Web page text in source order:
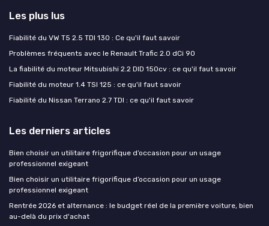
Les plus lus
Fiabilité du VW T5 2.5 TDI 130 : Ce qu'il faut savoir
Problèmes fréquents avec le Renault Trafic 2.0 dCi 90
La fiabilité du moteur Mitsubishi 2.2 DID 150cv : ce qu'il faut savoir
Fiabilité du moteur 1.4 TSI 125 : ce qu'il faut savoir
Fiabilité du Nissan Terrano 2.7 TDI : ce qu'il faut savoir
Les derniers articles
Bien choisir un utilitaire frigorifique d’occasion pour un usage
professionnel exigeant
Bien choisir un utilitaire frigorifique d’occasion pour un usage
professionnel exigeant
Rentrée 2026 et alternance : le budget réel de la première voiture, bien
au-delà du prix d'achat